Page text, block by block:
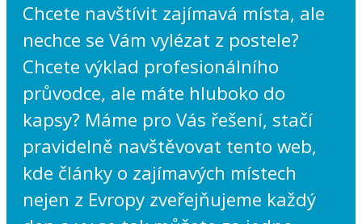
Chcete navštívit zajímavá místa, ale
nechce se Vám vylézat z postele?
Chcete výklad profesionálního
průvodce, ale máte hluboko do
kapsy? Máme pro Vás řešení, stačí
pravidelně navštěvovat tento web,
kde články o zajímavých místech
nejen z Evropy zveřejňujeme každý